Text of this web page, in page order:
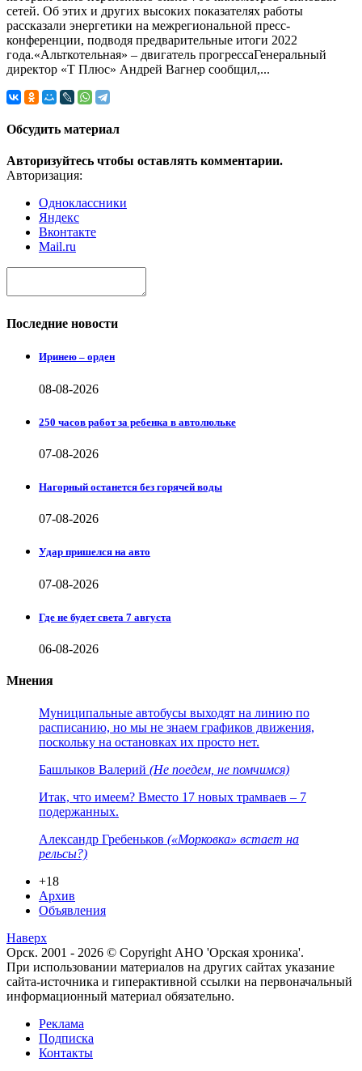
сетей. Об этих и других высоких показателях работы
рассказали энергетики на межрегиональной пресс-
конференции, подводя предварительные итоги 2022
года.«Альткотельная» – двигатель прогрессаГенеральный
директор «Т Плюс» Андрей Вагнер сообщил,...
Обсудить материал
Авторизуйтесь чтобы оставлять комментарии.
Авторизация:
Одноклассники
Яндекс
Вконтакте
Mail.ru
Последние новости
Иринею – орден
08-08-2026
250 часов работ за ребенка в автолюльке
07-08-2026
Нагорный останется без горячей воды
07-08-2026
Удар пришелся на авто
07-08-2026
Где не будет света 7 августа
06-08-2026
Мнения
Муниципальные автобусы выходят на линию по
расписанию, но мы не знаем графиков движения,
поскольку на остановках их просто нет.
Башлыков Валерий (Не поедем, не помчимся)
Итак, что имеем? Вместо 17 новых трамваев – 7
подержанных.
Александр Гребеньков («Морковка» встает на
рельсы?)
+18
Архив
Объявления
Наверх
Орск. 2001 - 2026 © Copyright АНО 'Орская хроника'.
При использовании материалов на других сайтах указание
сайта-источника и гиперактивной ссылки на первоначальный
информационный материал обязательно.
Реклама
Подписка
Контакты